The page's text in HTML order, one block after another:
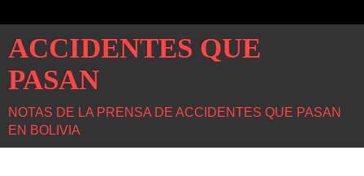
ACCIDENTES QUE
PASAN
NOTAS DE LA PRENSA DE ACCIDENTES QUE PASAN
EN BOLIVIA